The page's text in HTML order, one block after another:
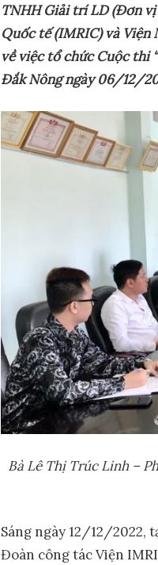
TNHH Giải trí LD (Đơn
Quốc tế (IMRIC) và
về việc tổ chức Cuộc thi
Đắk Nông ngày 06/12/
Bà Lê Thị Trúc Linh –
Sáng ngày 12/12/2022,
Đoàn công tác Viện